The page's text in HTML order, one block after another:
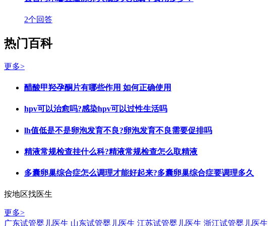
2个回答
热门百科
更多>
醋酸甲羟孕酮片有哪些作用 如何正确使用
hpv可以治愈吗?感染hpv可以过性生活吗
lh值低是不是卵泡发育不良?卵泡发育不良需要促排吗
精液常规检查挂什么科?精液常规检查怎么取精液
多囊卵巢综合症怎么调理才能好起来?多囊卵巢综合症要调理多久
按地区找医生
更多>
广东试管婴儿医生 山东试管婴儿医生 江苏试管婴儿医生 浙江试管婴儿医生